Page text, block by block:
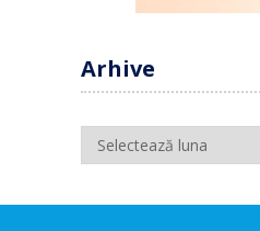
Arhive
Arhive